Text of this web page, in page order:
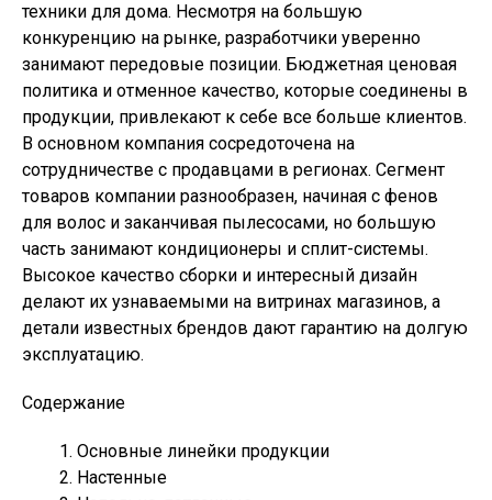
техники для дома. Несмотря на большую
конкуренцию на рынке, разработчики уверенно
занимают передовые позиции. Бюджетная ценовая
политика и отменное качество, которые соединены в
продукции, привлекают к себе все больше клиентов.
В основном компания сосредоточена на
сотрудничестве с продавцами в регионах. Сегмент
товаров компании разнообразен, начиная с фенов
для волос и заканчивая пылесосами, но большую
часть занимают кондиционеры и сплит-системы.
Высокое качество сборки и интересный дизайн
делают их узнаваемыми на витринах магазинов, а
детали известных брендов дают гарантию на долгую
эксплуатацию.
Содержание
Основные линейки продукции
Настенные